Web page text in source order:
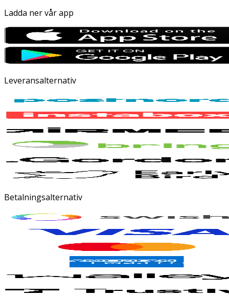
Ladda ner vår app
Leveransalternativ
Betalningsalternativ